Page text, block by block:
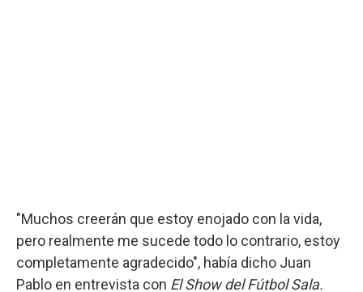
"Muchos creerán que estoy enojado con la vida,
pero realmente me sucede todo lo contrario, estoy
completamente agradecido", había dicho Juan
Pablo en entrevista con El Show del Fútbol Sala.